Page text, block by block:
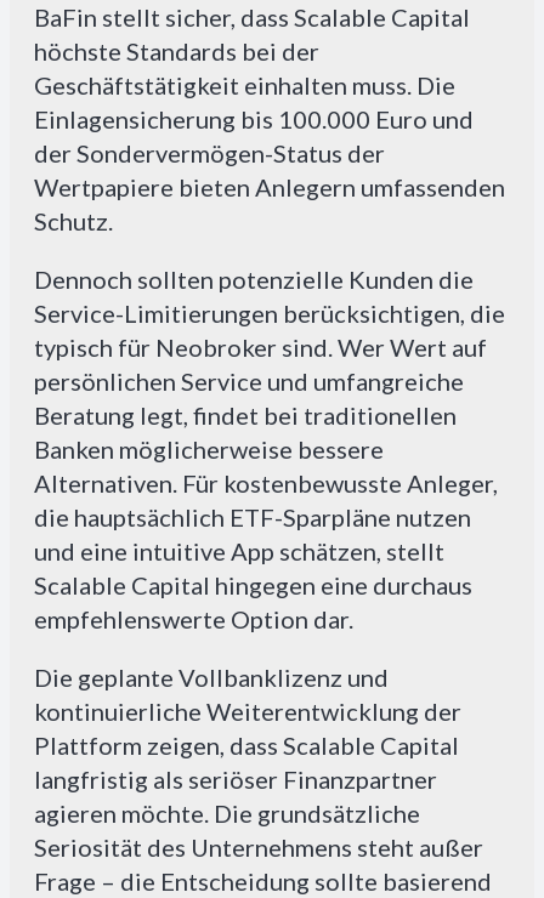
BaFin stellt sicher, dass Scalable Capital
höchste Standards bei der
Geschäftstätigkeit einhalten muss. Die
Einlagensicherung bis 100.000 Euro und
der Sondervermögen-Status der
Wertpapiere bieten Anlegern umfassenden
Schutz.
Dennoch sollten potenzielle Kunden die
Service-Limitierungen berücksichtigen, die
typisch für Neobroker sind. Wer Wert auf
persönlichen Service und umfangreiche
Beratung legt, findet bei traditionellen
Banken möglicherweise bessere
Alternativen. Für kostenbewusste Anleger,
die hauptsächlich ETF-Sparpläne nutzen
und eine intuitive App schätzen, stellt
Scalable Capital hingegen eine durchaus
empfehlenswerte Option dar.
Die geplante Vollbanklizenz und
kontinuierliche Weiterentwicklung der
Plattform zeigen, dass Scalable Capital
langfristig als seriöser Finanzpartner
agieren möchte. Die grundsätzliche
Seriosität des Unternehmens steht außer
Frage – die Entscheidung sollte basierend